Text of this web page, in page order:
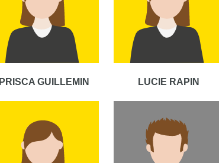
PRISCA GUILLEMIN LUCIE RAPIN